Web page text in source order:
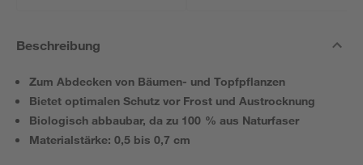
Beschreibung
Zum Abdecken von Bäumen- und Topfpflanzen
Bietet optimalen Schutz vor Frost und Austrocknung
Biologisch abbaubar, da zu 100 % aus Naturfaser
Materialstärke: 0,5 bis 0,7 cm